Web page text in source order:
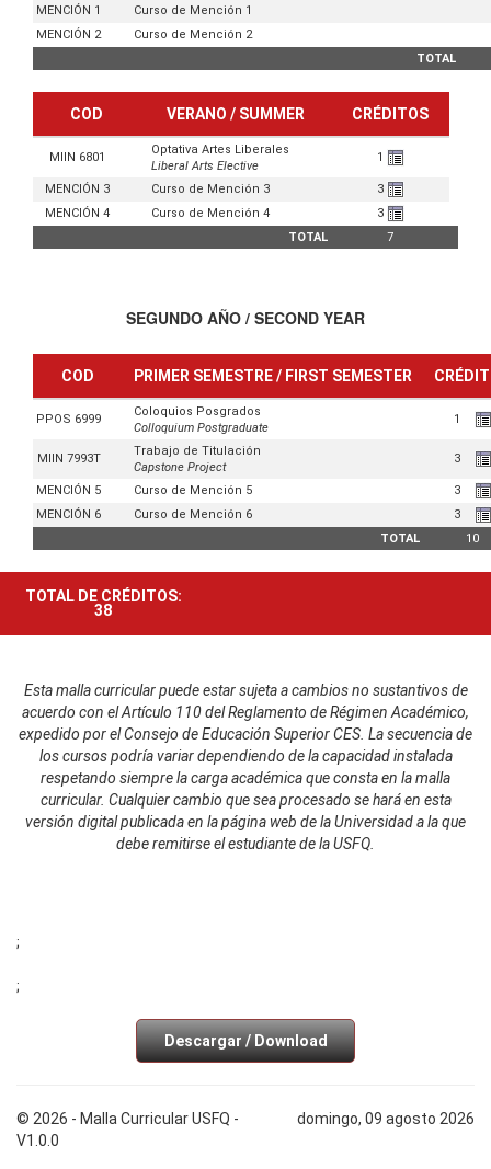
MENCIÓN 1
Curso de Mención 1
MENCIÓN 2
Curso de Mención 2
TOTAL
COD VERANO / SUMMER CRÉDITOS
MIIN 6801
Optativa Artes Liberales
Liberal Arts Elective
1
MENCIÓN 3 Curso de Mención 3
3
MENCIÓN 4
Curso de Mención 4
3
TOTAL
7
SEGUNDO AÑO / SECOND YEAR
COD PRIMER SEMESTRE / FIRST SEMESTER
PPOS 6999
Coloquios Posgrados
Colloquium Postgraduate
1
MIIN 7993T
Trabajo de Titulación
Capstone Project
3
MENCIÓN 5 Curso de Mención 5
3
MENCIÓN 6
Curso de Mención 6
3
TOTAL
10
TOTAL DE CRÉDITOS:
38
Esta malla curricular puede estar sujeta a cambios no sustantivos de
acuerdo con el Artículo 110 del Reglamento de Régimen Académico,
expedido por el Consejo de Educación Superior CES. La secuencia de
los cursos podría variar dependiendo de la capacidad instalada
respetando siempre la carga académica que consta en la malla
curricular. Cualquier cambio que sea procesado se hará en esta
versión digital publicada en la página web de la Universidad a la que
debe remitirse el estudiante de la USFQ.
;
;
Descargar / Download
© 2026 - Malla Curricular USFQ -
V1.0.0
domingo, 09 agosto 2026